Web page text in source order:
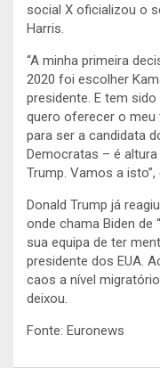
social X oficializou o
Harris.
“A minha primeira
2020 foi escolher
presidente. E tem
quero oferecer o
para ser a candidata
Democratas – é
Trump. Vamos a isto”,
Donald Trump já
onde chama Biden de
sua equipa de ter
presidente dos EUA.
caos a nível
deixou.
Fonte: Euronews